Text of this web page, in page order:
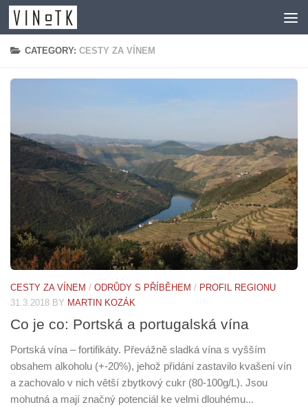
Skip to content
CATEGORY:CESTY ZA VÍNEM
CESTY ZA VÍNEM / ODRŮDY S PŘÍBĚHEM / PROFIL REGIONU
31.3.2018 BY MARTIN KOZÁK
Co je co: Portská a portugalská vína
Portská vína – fortifikáty. Převážně sladká vína s vyšším
obsahem alkoholu (+-20%), jehož přidání zastavilo kvašení vín
a zachovalo v nich větší zbytkový cukr (80-100g/L). Jsou
mohutná a mají značný potenciál ke velmi dlouhému...